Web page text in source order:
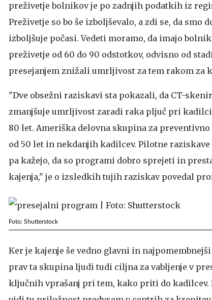
preživetje bolnikov je po zadnjih podatkih iz
Preživetje so bo še izboljševalo, a zdi se, da
izboljšuje počasi. Vedeti moramo, da imajo
preživetje od 60 do 90 odstotkov, odvisno od
presejanjem znižali umrljivost za tem rakom za
"Dve obsežni raziskavi sta pokazali, da CT-
zmanjšuje umrljivost zaradi raka pljuč pri
80 let. Ameriška delovna skupina za
od 50 let in nekdanjih kadilcev. Pilotne
pa kažejo, da so programi dobro sprejeti in
kajenja," je o izsledkih tujih raziskav povedal
Foto: Shutterstock
Ker je kajenje še vedno glavni in
prav ta skupina ljudi tudi ciljna za vabljenje v
ključnih vprašanj pri tem, kako priti do